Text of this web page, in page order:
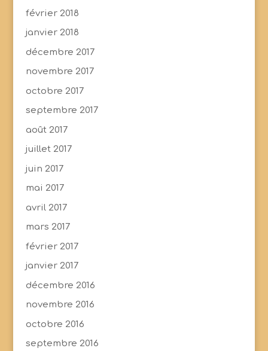
février 2018
janvier 2018
décembre 2017
novembre 2017
octobre 2017
septembre 2017
août 2017
juillet 2017
juin 2017
mai 2017
avril 2017
mars 2017
février 2017
janvier 2017
décembre 2016
novembre 2016
octobre 2016
septembre 2016